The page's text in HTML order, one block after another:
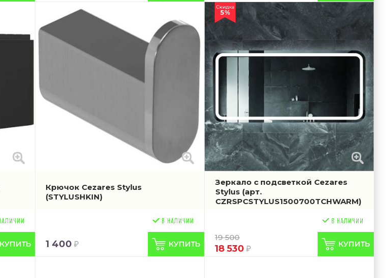
Крючок Cezares Stylus
(STYLUSHKIN)
1 400
Зеркало с подсветкой Cezares
Stylus (арт.
CZRSPCSTYLUS1500700TCHWARM)
Скидка
5%
19 500
18 530